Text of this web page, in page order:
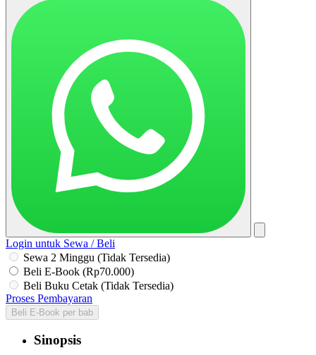
Login untuk Sewa / Beli
Sewa 2 Minggu (Tidak Tersedia)
Beli E-Book (Rp70.000)
Beli Buku Cetak (Tidak Tersedia)
Proses Pembayaran
Beli E-Book per bab
Sinopsis